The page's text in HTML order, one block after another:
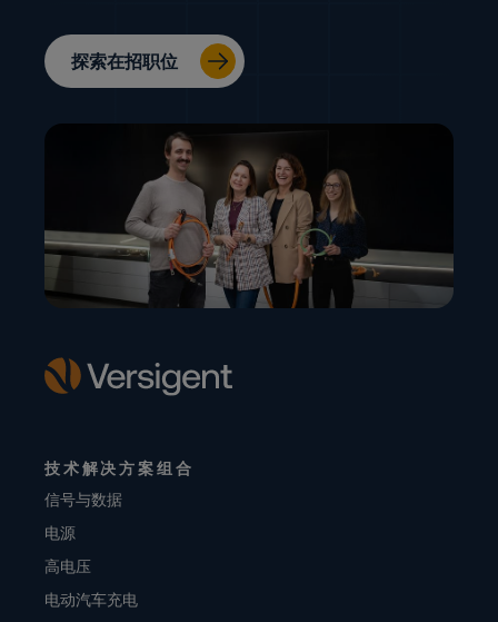
探索在招职位
技术解决方案组合
信号与数据
电源
高电压
电动汽车充电